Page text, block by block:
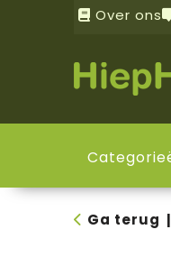
Over ons
Ga terug